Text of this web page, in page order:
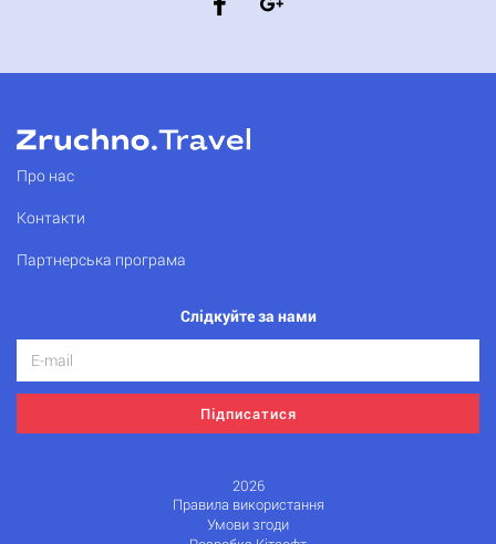
Про нас
Контакти
Партнерська програма
Слідкуйте за нами
Підписатися
2026
Правила використання
Умови згоди